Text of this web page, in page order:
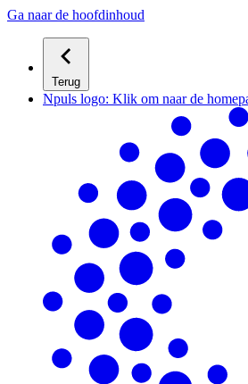
Ga naar de hoofdinhoud
Terug
Npuls logo: Klik om naar de